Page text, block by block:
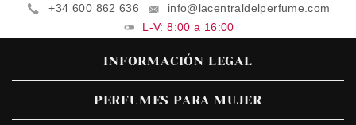
+34 600 862 636
info@lacentraldelperfume.com
L-V: 8:00 a 16:00
INFORMACIÓN LEGAL
PERFUMES PARA MUJER